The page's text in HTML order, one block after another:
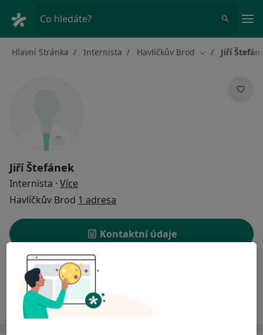
Co hledáte?
Hlavní Stránka Internista Havlíčkův Brod Změna města
Jiří
Jiří Štefánek
Internista · Více
Havlíčkův Brod 1 adresa
Kontaktní údaje
Rezervovat termín
Ceník Adresy